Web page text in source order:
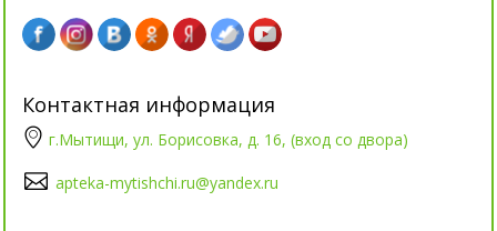
Контактная информация
г.Мытищи, ул. Борисовка, д. 16, (вход со двора)
apteka-mytishchi.ru@yandex.ru